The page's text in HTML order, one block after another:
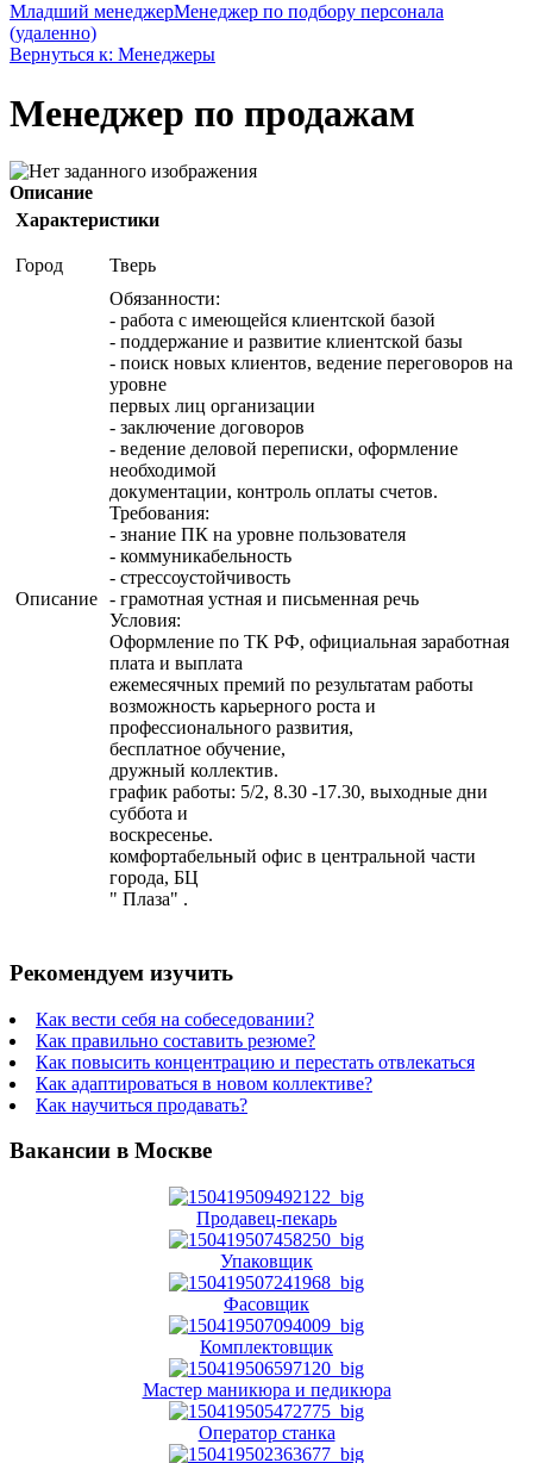
Младший менеджерМенеджер по подбору персонала
(удаленно)
Вернуться к: Менеджеры
Менеджер по продажам
Описание
Характеристики
Город Тверь
Описание
Обязанности:
- работа с имеющейся клиентской базой
- поддержание и развитие клиентской базы
- поиск новых клиентов, ведение переговоров на
уровне
первых лиц организации
- заключение договоров
- ведение деловой переписки, оформление
необходимой
документации, контроль оплаты счетов.
Требования:
- знание ПК на уровне пользователя
- коммуникабельность
- стрессоустойчивость
- грамотная устная и письменная речь
Условия:
Оформление по ТК РФ, официальная заработная
плата и выплата
ежемесячных премий по результатам работы
возможность карьерного роста и
профессионального развития,
бесплатное обучение,
дружный коллектив.
график работы: 5/2, 8.30 -17.30, выходные дни
суббота и
воскресенье.
комфортабельный офис в центральной части
города, БЦ
" Плаза" .
Рекомендуем изучить
Как вести себя на собеседовании?
Как правильно составить резюме?
Как повысить концентрацию и перестать отвлекаться
Как адаптироваться в новом коллективе?
Как научиться продавать?
Вакансии в Москве
Продавец-пекарь
Упаковщик
Фасовщик
Комплектовщик
Мастер маникюра и педикюра
Оператор станка